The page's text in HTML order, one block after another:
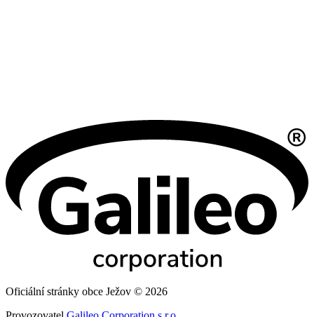
Oficiální stránky obce Ježov © 2026